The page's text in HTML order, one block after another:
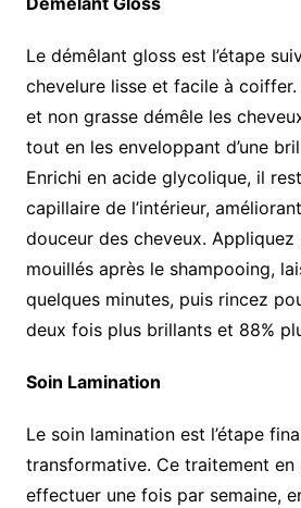
Le démêlant gloss est l’étape
chevelure lisse et facile à
et non grasse démêle les
tout en les enveloppant d’une
Enrichi en acide glycolique, il
capillaire de l’intérieur,
douceur des cheveux. Appliquez
mouillés après le shampooing,
quelques minutes, puis rincez
deux fois plus brillants et 88%
Soin Lamination
Le soin lamination est l’étape
transformative. Ce traitement en
effectuer une fois par semaine,